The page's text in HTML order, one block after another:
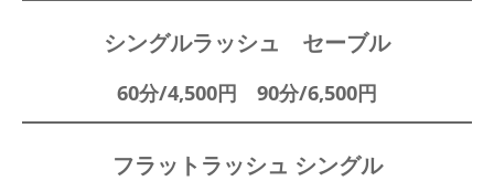
シングルラッシュ セーブル
60分/4,500円 90分/6,500円
フラットラッシュ シングル